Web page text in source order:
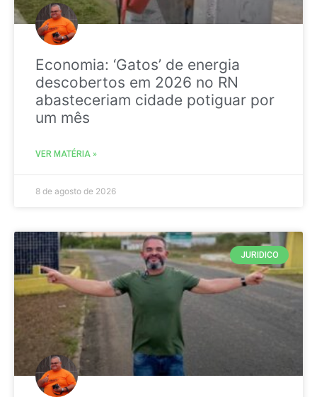
Economia: ‘Gatos’ de energia
descobertos em 2026 no RN
abasteceriam cidade potiguar por
um mês
VER MATÉRIA »
8 de agosto de 2026
JURIDICO